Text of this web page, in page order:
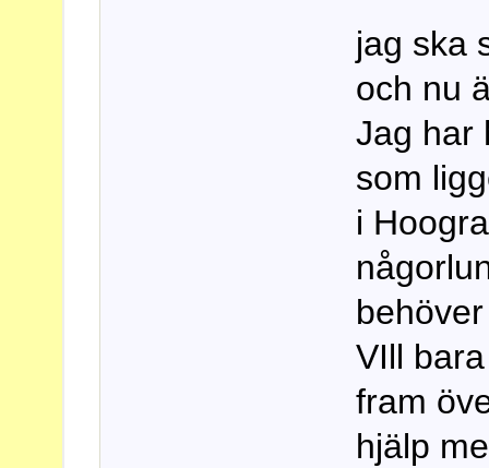
jag ska
och nu
Jag har
som
i
VIll
fram
hjälp